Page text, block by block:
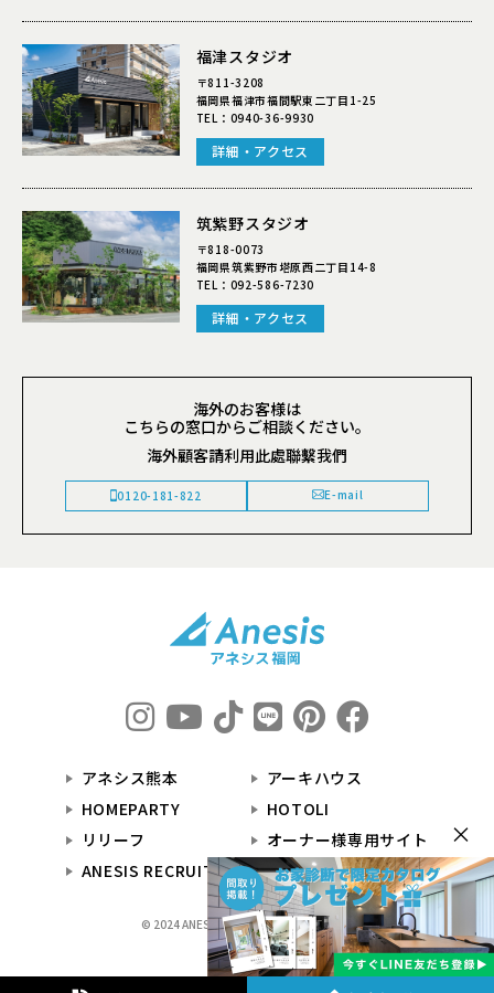
福津スタジオ
〒811-3208
福岡県福津市福間駅東二丁目1-25
TEL： 0940-36-9930
詳細・アクセス
筑紫野スタジオ
〒818-0073
福岡県筑紫野市塔原西二丁目14-8
TEL： 092-586-7230
詳細・アクセス
海外のお客様は
こちらの窓口からご相談ください。
海外顧客請利用此處聯繫我們
0120-181-822 E-mail
アネシス熊本
アーキハウス
HOMEPARTY
HOTOLI
リリーフ
オーナー様専用サイト
ANESIS RECRUIT
© 2024 ANESIS福岡 All Rights Reserved.
×